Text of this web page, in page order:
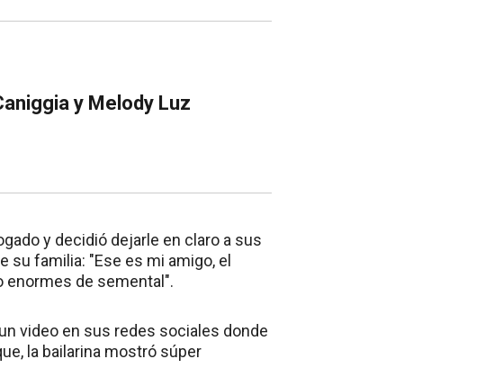
y Melody Luz
y decidió dejarle en claro a sus
su familia: "Ese es mi amigo, el
enormes de semental".
video en sus redes sociales donde
la bailarina mostró súper